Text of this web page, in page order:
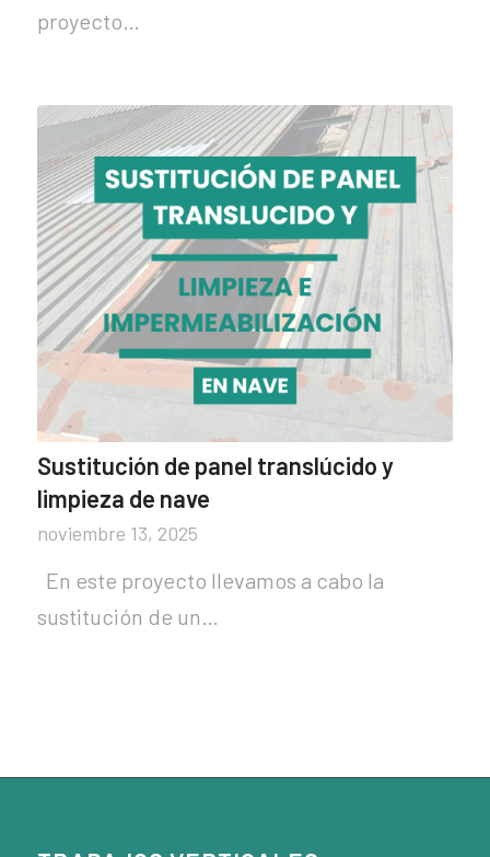
proyecto…
Sustitución de panel translúcido y
limpieza de nave
noviembre 13, 2025
En este proyecto llevamos a cabo la
sustitución de un…